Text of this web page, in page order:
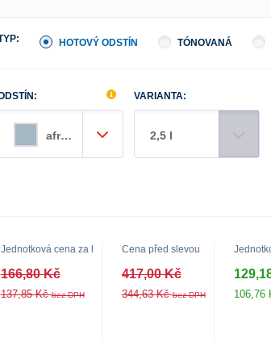
HOTOVÝ ODSTÍN TÓNOVANÁ
africký celestin
VARIANTA:
2,5 l
Jednotková cena za l
166,80 Kč
137,85 Kčbez DPH
Cena před slevou
417,00 Kč
344,63 Kčbez DPH 106,76